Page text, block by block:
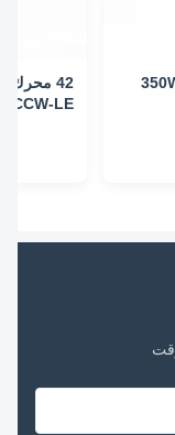
CCW-LE